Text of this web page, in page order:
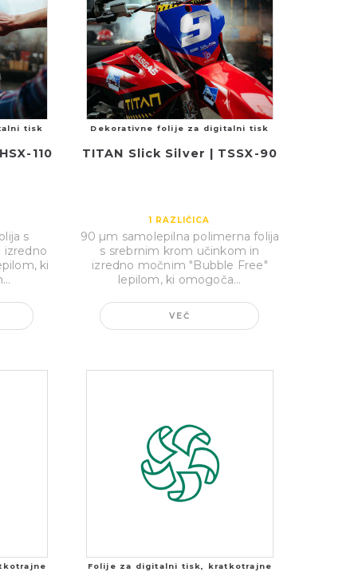
tisk
110
s
izredno
ki
Dekorativne folije za digitalni tisk
TITAN Slick Silver | TSSX-90
1 RAZLIČICA
90 µm samolepilna polimerna folija
s srebrnim krom učinkom in
izredno močnim ″Bubble Free″
lepilom, ki omogoča...
VEČ
Folije za digitalni tisk, kratkotrajne